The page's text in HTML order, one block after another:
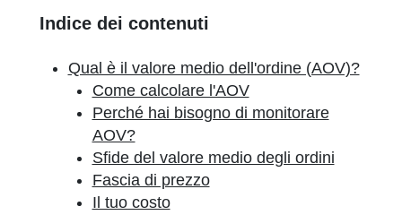
Indice dei contenuti
Qual è il valore medio dell'ordine (AOV)?
Come calcolare l'AOV
Perché hai bisogno di monitorare
AOV?
Sfide del valore medio degli ordini
Fascia di prezzo
Il tuo costo